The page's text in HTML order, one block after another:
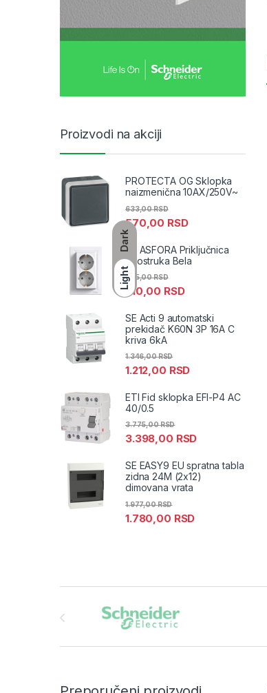
Dark
Light
Proizvodi na akciji
PROTECTA OG Sklopka
naizmenična 10AX/250V~
570,00 RSD
633,00RSD
SE ASFORA Priključnica
dvostruka Bela
410,00 RSD
455,00RSD
SE Acti 9 automatski
prekidač K60N 3P 16A C
kriva 6kA
1.212,00 RSD
1.346,00RSD
ETI Fid sklopka EFI-P4 AC
40/0.5
3.398,00 RSD
3.775,00RSD
SE EASY9 EU spratna tabla
zidna 24M (2x12)
dimovana vrata
1.780,00 RSD
1.977,00RSD